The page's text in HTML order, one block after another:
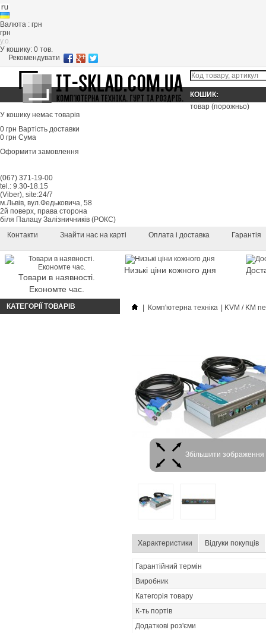
Валюта : грн
грн
y.o.
У кошику: 0 тов.
Рекомендувати
КОШИК:
товар (порожньо)
У кошику немає товарів
0 грн Вартість доставки
0 грн Сума
Оформити замовлення
(067) 371-19-00
tel.: 9.30-18.15
(Viber), site:24/7
м.Львів, вул.Федьковича, 58
2й поверх, права сторона
біля Палацу Залізничників (РОКС)
Контакти
Знайти нас на карті Оплата і доставка Гарантія
Товари в наявності.
Економте час.
Низькі ціни кожного дня
КАТЕГОРІЇ ТОВАРІВ Комп'ютерна техніка KVM / KM
Збільшити зображення
Характеристики Відгуки покупців
Гарантійний термін
Виробник
Категорія товару
К-ть портів
Додаткові роз'єми